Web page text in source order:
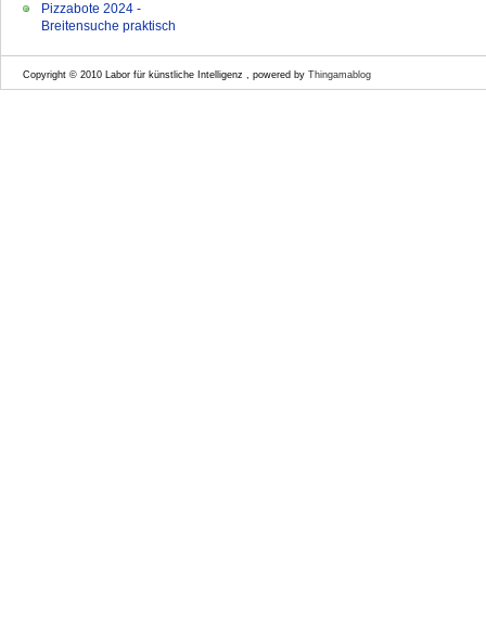
Pizzabote 2024 -
Breitensuche praktisch
Copyright © 2010 Labor für künstliche Intelligenz , powered by Thingamablog